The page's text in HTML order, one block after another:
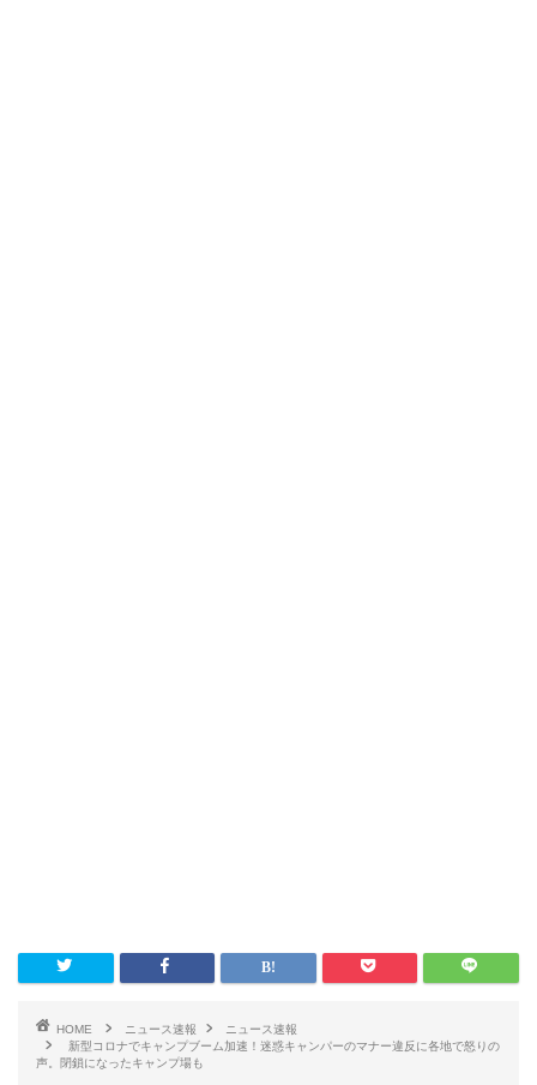
HOME ニュース速報
ニュース速報
新型コロナでキャンプブーム加速！迷惑キャンパーのマナー違反に各地で怒りの
声。閉鎖になったキャンプ場も